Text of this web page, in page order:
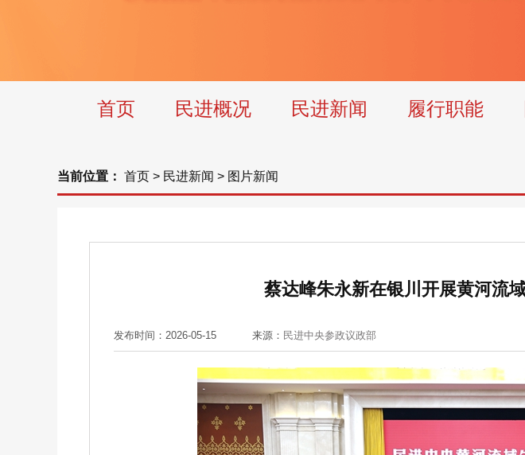
首页 民进概况 民进新闻 履行职能
当前位置： 首页 > 民进新闻 > 图片新闻
蔡达峰朱永新在银川开展黄河流
发布时间：2026-05-15 来源： 民进中央参政议政部